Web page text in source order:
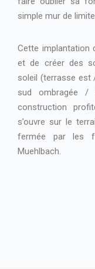
simple mur de
Cette implantation
et de créer des
soleil (terrasse est
sud ombragée /
construction
s’ouvre sur le
fermée par les
Muehlbach.